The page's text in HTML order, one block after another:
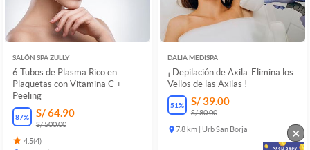
SALÓN SPA ZULLY
6 Tubos de Plasma Rico en
Plaquetas con Vitamina C +
Peeling
87% S/ 64.90
S/ 500.00
4.5(4)
DALIA MEDISPA
¡ Depilación de Axila-Elimina los
Vellos de las Axilas !
51% S/ 39.00
S/ 80.00
7.8 km | Urb San Borja
×